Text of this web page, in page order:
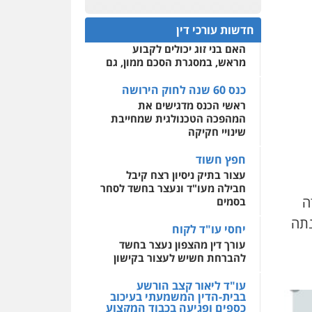
ומעצרים סייבר ניהול
משברים פליליים
0506355388
עו"ד דרוויש נאשף
פלילי פשיעה חמורה
אדם
0527448141
חליל ביאדי – משרד
עורכי דין
פלילי דיני תעבורה מעצרים
0509636895
עו"ד איהאב זבידאת
פשע עבירות המתה
עבירות מין
0522508109
אחסון אתרים
מהירות הגנה גיבוי
לעורכי דין
מרכז התחלה חדשה
שירותים מקצועיים לעורכי
דין
0544500346
חדשות עורכי דין
המתח שבין חוק יחסי ממון
לבין חוק הירושה
האם בני זוג יכולים לקבוע
מראש, במסגרת הסכם ממון, גם
כנס 60 שנה לחוק הירושה
ראשי הכנס מדגישים את
המהפכה הטכנולגית שמחייבת
שינויי חקיקה
חפץ חשוד
עצור בתיק ניסיון רצח קיבל
חבילה מעו"ד ונעצר בחשד לסחר
בסמים
יחסי עו"ד לקוח
עורך דין מהצפון נעצר בחשד
להברחת חשיש לעצור בקישון
עו"ד ליאור קצב הורשע
בבית-הדין המשמעתי בעיכוב
כספים ופגיעה בכבוד המקצוע